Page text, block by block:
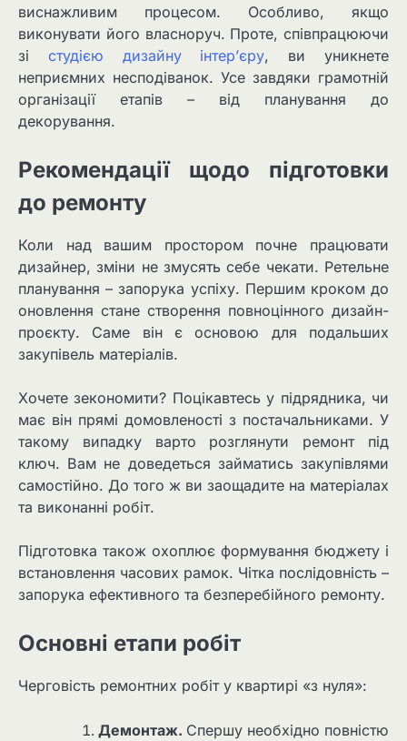
виснажливим процесом. Особливо, якщо
виконувати його власноруч. Проте, співпрацюючи
зі студією дизайну інтер’єру, ви уникнете
неприємних несподіванок. Усе завдяки грамотній
організації етапів – від планування до
декорування.
Рекомендації щодо підготовки
до ремонту
Коли над вашим простором почне працювати
дизайнер, зміни не змусять себе чекати. Ретельне
планування – запорука успіху. Першим кроком до
оновлення стане створення повноцінного дизайн-
проєкту. Саме він є основою для подальших
закупівель матеріалів.
Хочете зекономити? Поцікавтесь у підрядника, чи
має він прямі домовленості з постачальниками. У
такому випадку варто розглянути ремонт під
ключ. Вам не доведеться займатись закупівлями
самостійно. До того ж ви заощадите на матеріалах
та виконанні робіт.
Підготовка також охоплює формування бюджету і
встановлення часових рамок. Чітка послідовність –
запорука ефективного та безперебійного ремонту.
Основні етапи робіт
Черговість ремонтних робіт у квартирі «з нуля»:
Демонтаж. Спершу необхідно повністю